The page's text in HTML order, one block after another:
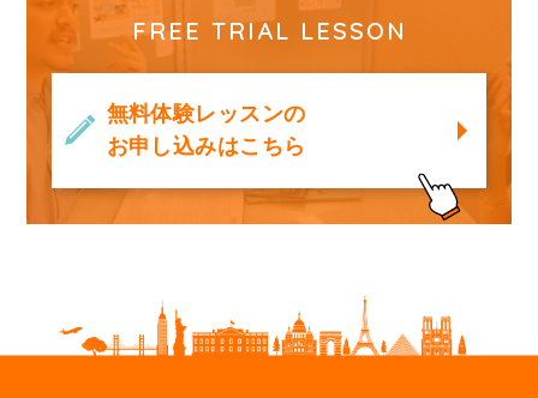
FREE TRIAL LESSON
無料体験レッスンの
お申し込みはこちら